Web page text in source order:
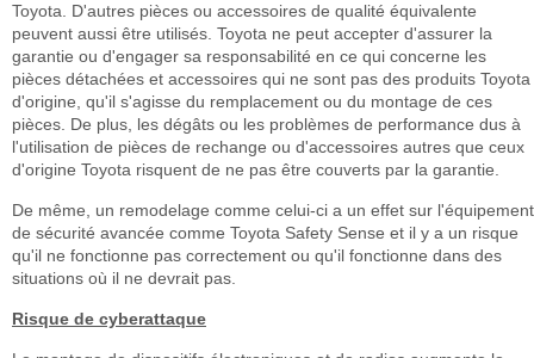
Toyota. D'autres pièces ou accessoires de qualité équivalente
peuvent aussi être utilisés. Toyota ne peut accepter d'assurer la
garantie ou d'engager sa responsabilité en ce qui concerne les
pièces détachées et accessoires qui ne sont pas des produits Toyota
d'origine, qu'il s'agisse du remplacement ou du montage de ces
pièces. De plus, les dégâts ou les problèmes de performance dus à
l'utilisation de pièces de rechange ou d'accessoires autres que ceux
d'origine Toyota risquent de ne pas être couverts par la garantie.
De même, un remodelage comme celui-ci a un effet sur l'équipement
de sécurité avancée comme Toyota Safety Sense et il y a un risque
qu'il ne fonctionne pas correctement ou qu'il fonctionne dans des
situations où il ne devrait pas.
Risque de cyberattaque